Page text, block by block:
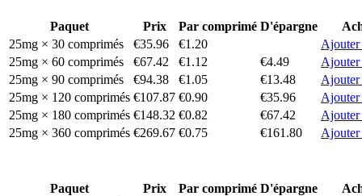
Paquet Prix Par comprimé D'épargne
25mg × 30 comprimés
€35.96 €1.20
Ajouter
25mg × 60 comprimés
€67.42 €1.12 €4.49
Ajouter
25mg × 90 comprimés
€94.38 €1.05 €13.48
Ajouter
25mg × 120 comprimés €107.87 €0.90 €35.96
Ajouter
25mg × 180 comprimés €148.32 €0.82 €67.42
Ajouter
25mg × 360 comprimés €269.67 €0.75 €161.80 Ajouter
Paquet Prix Par comprimé D'épargne